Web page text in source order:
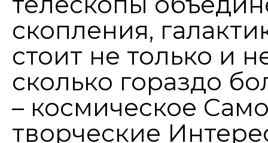
скопления,
стоит не только и
сколько гораздо
– космическое
творческие